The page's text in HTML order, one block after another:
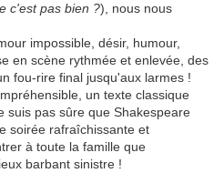
c'est pas bien ?), nous nous
impossible, désir, humour,
en scène rythmée et enlevée, des
fou-rire final jusqu'aux larmes !
un texte classique
suis pas sûre que Shakespeare
soirée rafraîchissante et
à toute la famille que
barbant sinistre !